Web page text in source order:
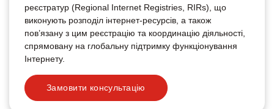
реєстратур (Regional Internet Registries, RIRs), що
виконують розподіл інтернет-ресурсів, а також
пов’язану з цим реєстрацію та координацію діяльності,
спрямовану на глобальну підтримку функціонування
Інтернету.
Замовити консультацію